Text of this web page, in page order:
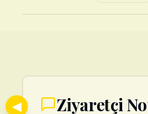
Ziyaretçi
◀